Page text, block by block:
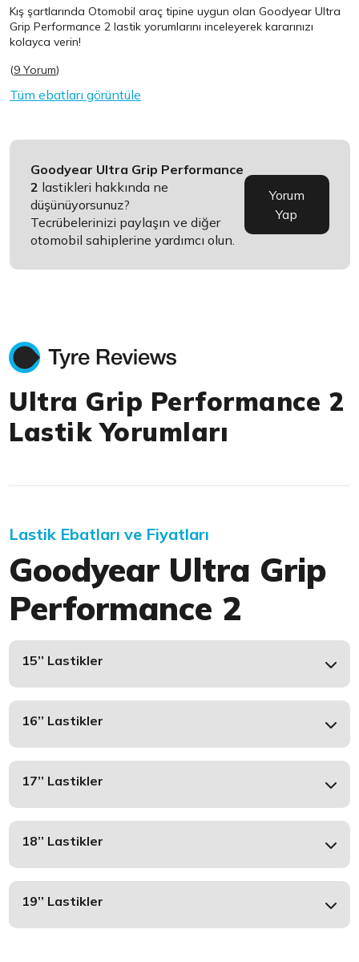
Kış şartlarında Otomobil araç tipine uygun olanGoodyear Ultra
Grip Performance 2 lastik yorumlarını inceleyerek kararınızı
kolayca verin!
(9 Yorum)
Tüm ebatları görüntüle
Goodyear Ultra Grip Performance
2 lastikleri hakkında ne
düşünüyorsunuz?
Tecrübelerinizi paylaşın ve diğer
otomobil sahiplerine yardımcı olun.
Yorum
Yap
Ultra Grip Performance 2
Lastik Yorumları
Lastik Ebatları ve Fiyatları
Goodyear Ultra Grip
Performance 2
15’’ Lastikler
16’’ Lastikler
17’’ Lastikler
18’’ Lastikler
19’’ Lastikler